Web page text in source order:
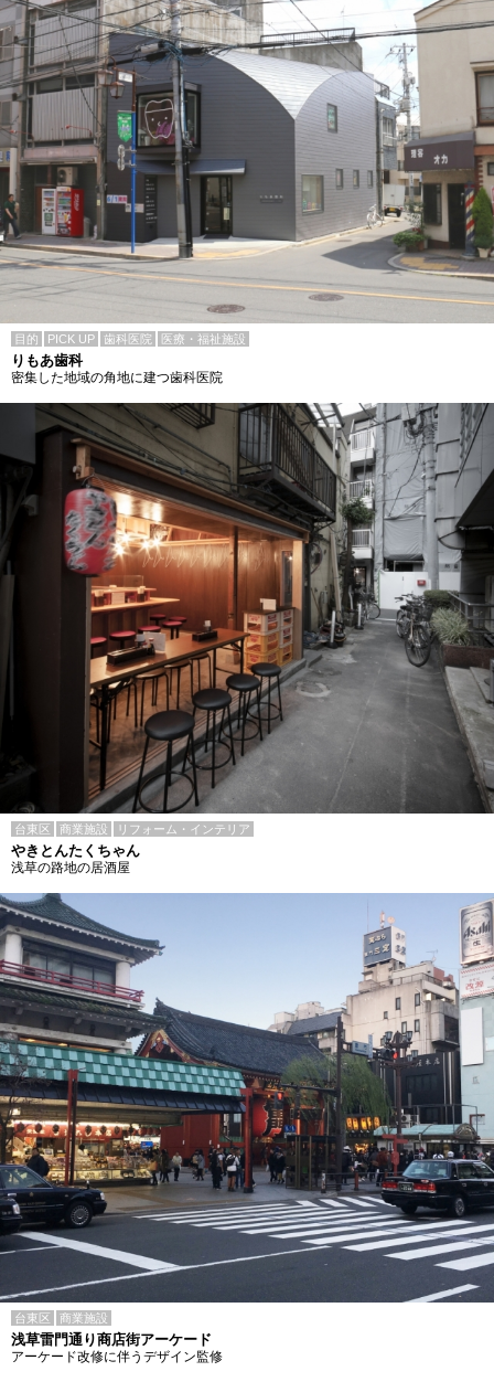
目的 PICK UP 歯科医院 医療・福祉施設
りもあ歯科
密集した地域の角地に建つ歯科医院
台東区 商業施設 リフォーム・インテリア
やきとんたくちゃん
浅草の路地の居酒屋
台東区 商業施設
浅草雷門通り商店街アーケード
アーケード改修に伴うデザイン監修